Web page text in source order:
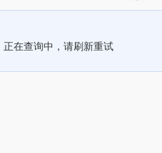
正在查询中，请刷新重试